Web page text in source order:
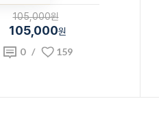
105,000원
105,000원
0/ 159